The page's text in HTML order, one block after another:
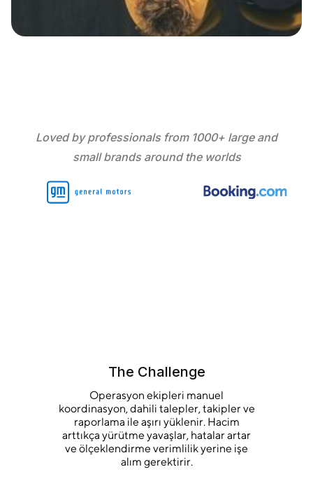
Loved by professionals from 1000+ large and
small brands around the worlds
The Challenge
Operasyon ekipleri manuel
koordinasyon, dahili talepler, takipler ve
raporlama ile aşırı yüklenir. Hacim
arttıkça yürütme yavaşlar, hatalar artar
ve ölçeklendirme verimlilik yerine işe
alım gerektirir.